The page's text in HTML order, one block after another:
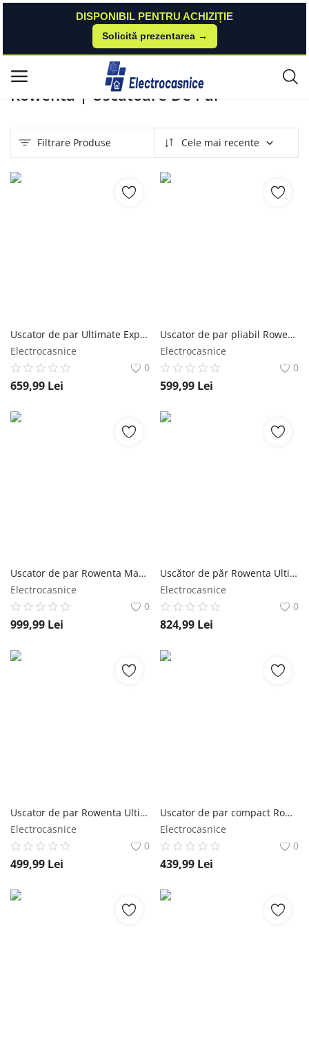
DISPONIBIL PENTRU ACHIZIȚIE
Solicită prezentarea →
Meniu principal
Listă de dorințe
Rowenta Uscătoare De Păr
Rowenta | Uscătoare De Păr
Filtrare Produse Cele mai recente
Uscator de par Ultimate Experience Scalp Care CV9240F0 2200W Active scalp revitalizer functie Advanced Care tehnologie Ionic Booster alb rowenta
Electrocasnice
0
659,99 Lei
Uscator de par pliabil Rowenta Nano HY8530E0 1700W 3 trepte de viteza 3 trepte de temperatura 2 concentratoare functie aer rece generator de ion rowenta
Electrocasnice
0
599,99 Lei
Uscator de par Rowenta Maestria For You HY9430E0 1800W 3 setari de temperatura 3 trepte de viteza mod manual invelis ceramic generator de ioni rowenta
Electrocasnice
0
999,99 Lei
Uscător de păr Rowenta Ultimate Experience Maestria CV9920F0 2000W 3 trepte de temperatura set complet de accesorii jet de aer rece constant ne rowenta
Electrocasnice
0
824,99 Lei
Uscator de par Rowenta Ultimate Experience Air Motion CF8C20E0 1300W 3 trepte viteza 3 trepte temperatura concentrator 5 mm jet de aer rece husa rowenta
Electrocasnice
0
499,99 Lei
Uscator de par compact Rowenta Nano HY8140F0 1700W 3 trepte de viteza 3 trepte de temperatura duza de concentrare difuzor volum generator de ion rowenta
Electrocasnice
0
439,99 Lei